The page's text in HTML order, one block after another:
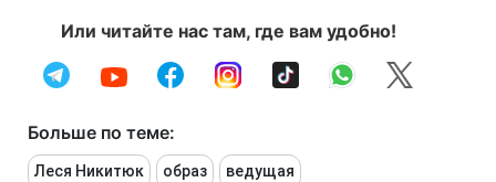
Или читайте нас там, где вам удобно!
Больше по теме:
Леся Никитюк образ ведущая